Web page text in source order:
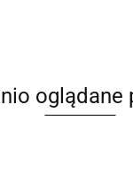
oglądane